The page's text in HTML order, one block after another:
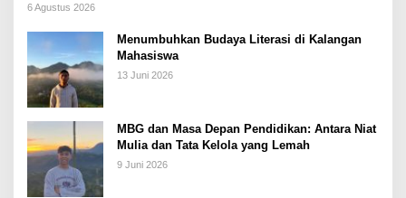
6 Agustus 2026
Menumbuhkan Budaya Literasi di Kalangan
Mahasiswa
13 Juni 2026
MBG dan Masa Depan Pendidikan: Antara Niat
Mulia dan Tata Kelola yang Lemah
9 Juni 2026